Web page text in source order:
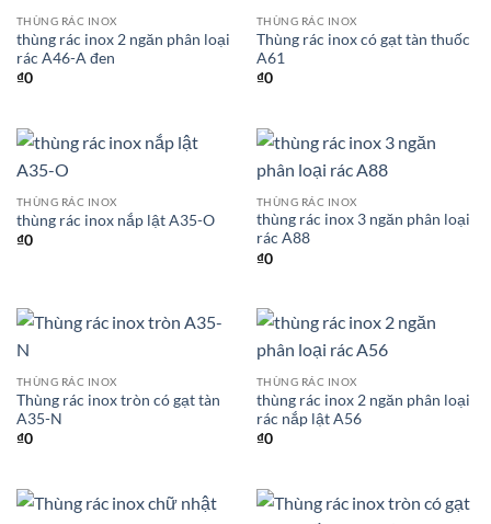
THÙNG RÁC INOX
thùng rác inox 2 ngăn phân loại
rác A46-A đen
₫0
THÙNG RÁC INOX
Thùng rác inox có gạt tàn thuốc
A61
₫0
THÙNG RÁC INOX
thùng rác inox nắp lật A35-O
₫0
THÙNG RÁC INOX
thùng rác inox 3 ngăn phân loại
rác A88
₫0
THÙNG RÁC INOX
Thùng rác inox tròn có gạt tàn
A35-N
₫0
THÙNG RÁC INOX
thùng rác inox 2 ngăn phân loại
rác nắp lật A56
₫0